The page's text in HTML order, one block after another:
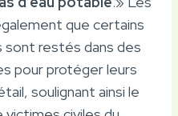
que certains
sont restés dans des
pour protéger leurs
soulignant ainsi le